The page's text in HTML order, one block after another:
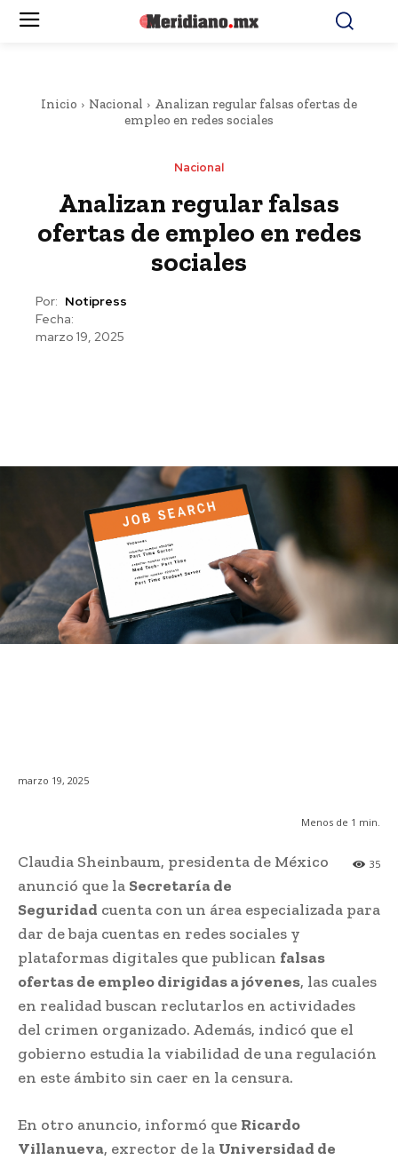
Inicio Nacional
Analizan regular falsas ofertas de
empleo en redes sociales
Nacional
Analizan regular falsas
ofertas de empleo en redes
sociales
Por: Notipress
Fecha:
marzo 19, 2025
marzo 19, 2025
Menos de 1 min.
35
Claudia Sheinbaum, presidenta de México
anunció que la Secretaría de
Seguridad cuenta con un área especializada para
dar de baja cuentas en redes sociales y
plataformas digitales que publican falsas
ofertas de empleo dirigidas a jóvenes, las cuales
en realidad buscan reclutarlos en actividades
del crimen organizado. Además, indicó que el
gobierno estudia la viabilidad de una regulación
en este ámbito sin caer en la censura.
En otro anuncio, informó que Ricardo
Villanueva, exrector de la Universidad de